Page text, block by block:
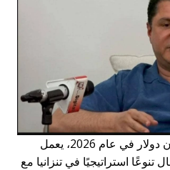
بصافي ثروة يقدر بـ 800 مليون دولار في عام 2026، يعمل
استراتيجيًا في تنزانيا مع